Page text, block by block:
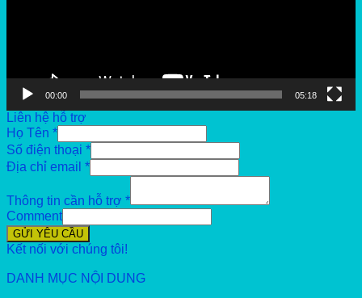
00:00 05:18
Liên hệ hỗ trợ
Họ Tên *
Số điện thoại *
Địa chỉ email *
Thông tin cần hỗ trợ *
Comment
GỬI YÊU CẦU
Kết nối với chúng tôi!
DANH MỤC NỘI DUNG